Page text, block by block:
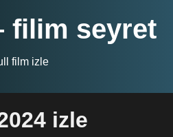
filim seyret
film izle
izle